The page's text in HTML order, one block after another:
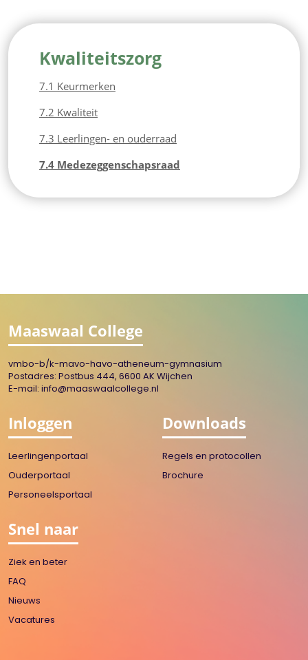
Kwaliteitszorg
7.1 Keurmerken
7.2 Kwaliteit
7.3 Leerlingen- en ouderraad
7.4 Medezeggenschapsraad
Maaswaal College
vmbo-b/k-mavo-havo-atheneum-gymnasium
Postadres: Postbus 444, 6600 AK Wijchen
E-mail: info@maaswaalcollege.nl
Inloggen
Leerlingenportaal
Ouderportaal
Personeelsportaal
Downloads
Regels en protocollen
Brochure
Snel naar
Ziek en beter
FAQ
Nieuws
Vacatures